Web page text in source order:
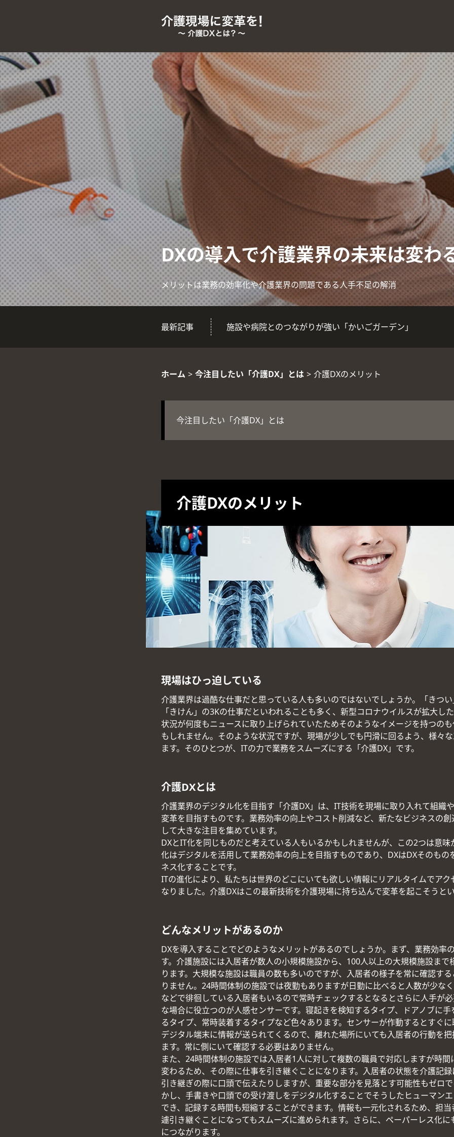
DXの導入で介護業界の未来は変わ
メリットは業務の効率化や介護業界の問題である人手不足の解消
最新記事 施設や病院とのつながりが強い「かいごガーデン」
ホーム > 今注目したい「介護DX」とは > 介護DXのメリット
今注目したい「介護DX」とは
介護DXのメリット
現場はひっ迫している
介護業界は過酷な仕事だと思っている人も多いのではないでしょうか。「きつ
「きけん」の3Kの仕事だといわれることも多く、新型コロナウイルスが拡大し
状況が何度もニュースに取り上げられていたためそのようなイメージを持つの
もしれません。そのような状況ですが、現場が少しでも円滑に回るよう、様々
ます。そのひとつが、ITの力で業務をスムーズにする「介護DX」です。
介護DXとは
介護業界のデジタル化を目指す「介護DX」は、IT技術を現場に取り入れて組織
変革を目指すものです。業務効率の向上やコスト削減など、新たなビジネスの
して大きな注目を集めています。
DXとIT化を同じものだと考えている人もいるかもしれませんが、この2つは意味
化はデジタルを活用して業務効率の向上を目指すものであり、DXはDXそのもの
ネス化することです。
ITの進化により、私たちは世界のどこにいても欲しい情報にリアルタイムでア
なりました。介護DXはこの最新技術を介護現場に持ち込んで変革を起こそうと
どんなメリットがあるのか
DXを導入することでどのようなメリットがあるのでしょうか。まず、業務効率
す。介護施設には入居者が数人の小規模施設から、100人以上の大規模施設まで
ります。大規模な施設は職員の数も多いのですが、入居者の様子を常に確認す
りません。24時間体制の施設では夜勤もありますが日勤に比べると人数が少な
などで徘徊している入居者もいるので常時チェックするとなるとさらに人手が
な場合に役立つのが人感センサーです。寝起きを検知するタイプ、ドアノブに
るタイプ、常時装着するタイプなど色々あります。センサーが作動するとすぐ
デジタル端末に情報が送られてくるので、離れた場所にいても入居者の行動を
ます。常に側にいて確認する必要はありません。
また、24時間体制の施設では入居者1人に対して複数の職員で対応しますが時間
変わるため、その際に仕事を引き継ぐことになります。入居者の状態を介護記
引き継ぎの際に口頭で伝えたりしますが、重要な部分を見落とす可能性もゼロ
かし、手書きや口頭での受け渡しをデジタル化することでそうしたヒューマン
でき、記録する時間も短縮することができます。情報も一元化されるため、担
遽引き継ぐことになってもスムーズに進められます。さらに、ペーパーレス化
につながります。